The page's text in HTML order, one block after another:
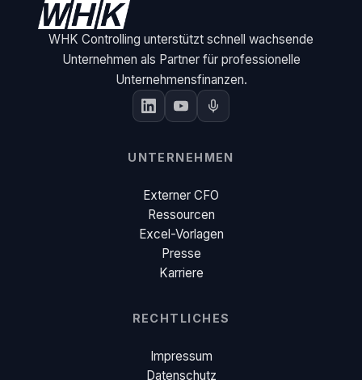
WHK Controlling unterstützt schnell wachsende
Unternehmen als Partner für professionelle
Unternehmensfinanzen.
UNTERNEHMEN
Externer CFO
Ressourcen
Excel-Vorlagen
Presse
Karriere
RECHTLICHES
Impressum
Datenschutz